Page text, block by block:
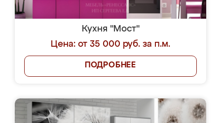
Кухня "Мост"
Цена: от 35 000 руб. за п.м.
ПОДРОБНЕЕ